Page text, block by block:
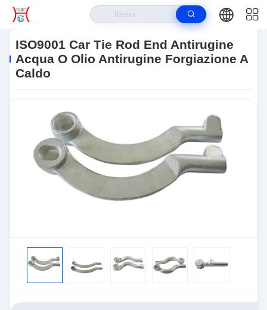
Rod End Antirugine Acqua O Olio Antirugine Forgiazione A Caldo
ISO9001 Car Tie Rod End Antirugine
Acqua O Olio Antirugine Forgiazione A
Caldo